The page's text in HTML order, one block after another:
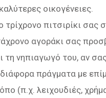
οικογένειες.
πιτσιρίκι σας
αγοράκι σας
τη νηπιαγωγό του, αν
πράγματα με
(π.χ. λειχουδιές,